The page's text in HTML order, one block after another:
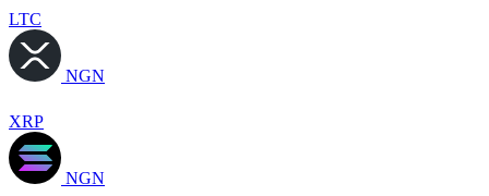
LTC
NGN
XRP
NGN